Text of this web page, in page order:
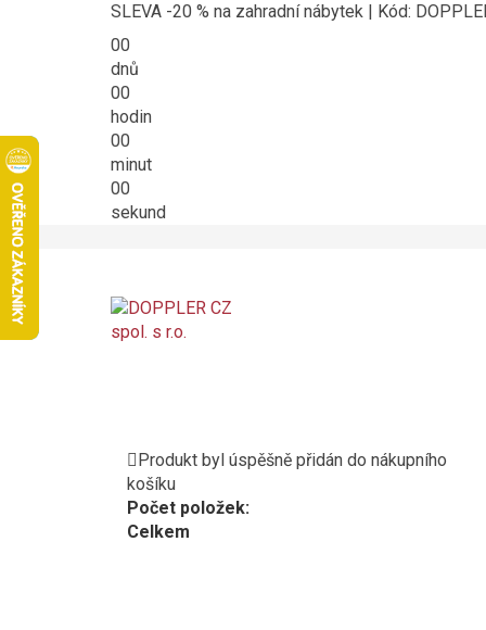
SLEVA -20 % na zahradní nábytek | Kód:
00
dnů
00
hodin
00
minut
00
sekund
Produkt byl úspěšně přidán do nákupního
košíku
Počet položek:
Celkem